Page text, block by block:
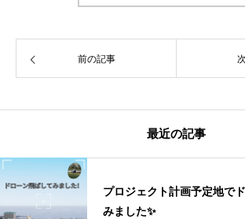
前の記事
最近の記事
プロジェクト計画予定地で
みました✨